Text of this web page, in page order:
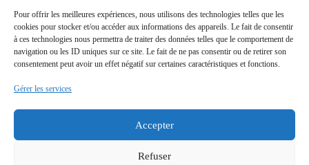
Pour offrir les meilleures expériences, nous utilisons des technologies telles que les
cookies pour stocker et/ou accéder aux informations des appareils. Le fait de consentir
à ces technologies nous permettra de traiter des données telles que le comportement de
navigation ou les ID uniques sur ce site. Le fait de ne pas consentir ou de retirer son
consentement peut avoir un effet négatif sur certaines caractéristiques et fonctions.
Gérer les services
Accepter
Refuser
Numéros utiles
Coordination Infirmiers
Libéraux Cannes/Le Cannet
depositphotos